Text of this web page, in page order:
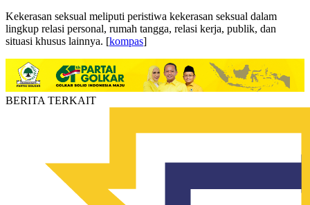
Kekerasan seksual meliputi peristiwa kekerasan seksual dalam
lingkup relasi personal, rumah tangga, relasi kerja, publik, dan
situasi khusus lainnya. [kompas]
BERITA TERKAIT